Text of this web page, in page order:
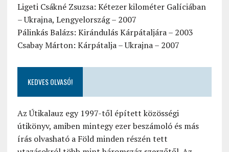
Ligeti Csákné Zsuzsa: Kétezer kilométer Galíciában
– Ukrajna, Lengyelország – 2007
Pálinkás Balázs: Kirándulás Kárpátaljára – 2003
Csabay Márton: Kárpátalja – Ukrajna – 2007
KEDVES OLVASÓ!
Az Útikalauz egy 1997-től épített közösségi
útikönyv, amiben mintegy ezer beszámoló és más
írás olvasható a Föld minden részén tett